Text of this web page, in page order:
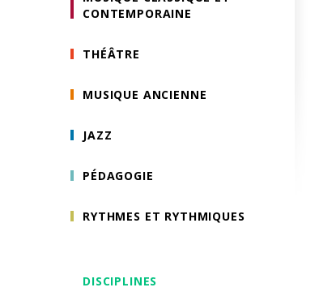
CONTEMPORAINE
THÉÂTRE
MUSIQUE ANCIENNE
JAZZ
PÉDAGOGIE
RYTHMES ET RYTHMIQUES
DISCIPLINES